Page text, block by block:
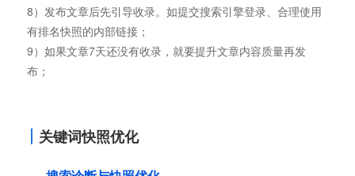
8）发布文章后先引导收录。如提交搜索引擎登录、合理使用
有排名快照的内部链接；
9）如果文章7天还没有收录，就要提升文章内容质量再发
布；
关键词快照优化